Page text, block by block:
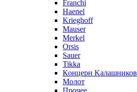
Franchi
Haenel
Krieghoff
Mauser
Merkel
Orsis
Sauer
Tikka
Кoнцеpн Kалашников
Молот
Прочее